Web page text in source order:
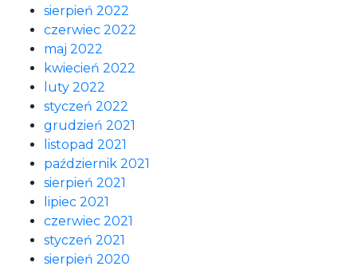
sierpień 2022
czerwiec 2022
maj 2022
kwiecień 2022
luty 2022
styczeń 2022
grudzień 2021
listopad 2021
październik 2021
sierpień 2021
lipiec 2021
czerwiec 2021
styczeń 2021
sierpień 2020